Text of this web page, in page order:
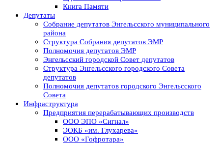
Книга Памяти
Депутаты
Собрание депутатов Энгельсского муниципального
района
Структура Собрания депутатов ЭМР
Полномочия депутатов ЭМР
Энгельсский городской Совет депутатов
Структура Энгельсского городского Совета
депутатов
Полномочия депутатов городского Энгельсского
Совета
Инфраструктура
Предприятия перерабатывающих производств
ООО ЭПО «Сигнал»
ЭОКБ «им. Глухарева»
ООО «Гофротара»